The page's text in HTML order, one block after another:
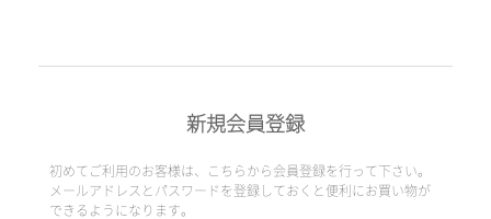
新規会員登録
初めてご利用のお客様は、こちらから会員登録を行って下さい。
メールアドレスとパスワードを登録しておくと便利にお買い物が
できるようになります。